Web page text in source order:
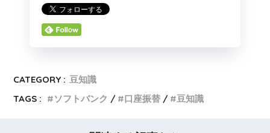
CATEGORY : 豆知識
TAGS :
ソフトバンク 口座振替 豆知識